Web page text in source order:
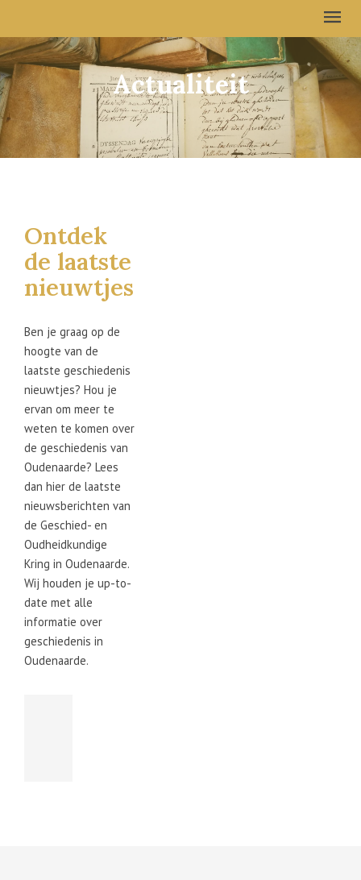
Actualiteit
Ontdek
de laatste
nieuwtjes
Ben je graag op de
hoogte van de
laatste geschiedenis
nieuwtjes? Hou je
ervan om meer te
weten te komen over
de geschiedenis van
Oudenaarde? Lees
dan hier de laatste
nieuwsberichten van
de Geschied- en
Oudheidkundige
Kring in Oudenaarde.
Wij houden je up-to-
date met alle
informatie over
geschiedenis in
Oudenaarde.